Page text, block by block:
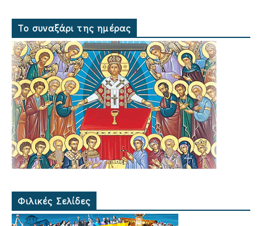
Το συναξάρι της ημέρας
Φιλικές Σελίδες